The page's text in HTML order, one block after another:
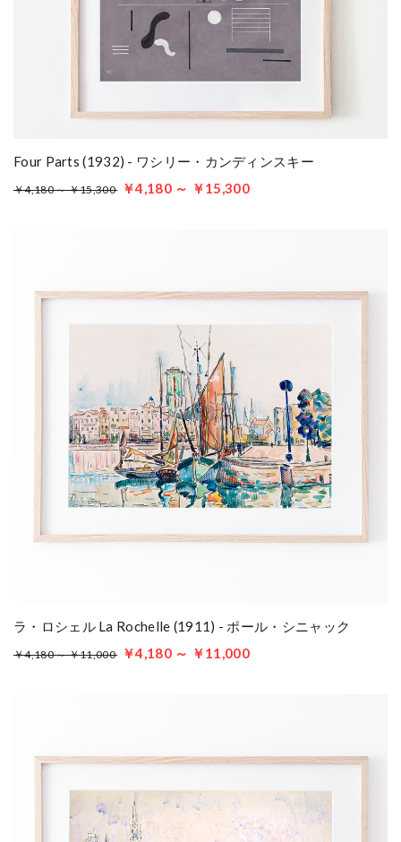
Four Parts (1932) - ワシリー・カンディンスキー
￥4,180 ～ ￥15,300 ￥4,180 ～ ￥15,300
ラ・ロシェル La Rochelle (1911) - ポール・シニャック
￥4,180 ～ ￥11,000 ￥4,180 ～ ￥11,000